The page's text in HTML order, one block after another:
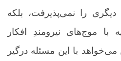
را نمی‌پذیرفت، بلکه
موج‌های نیرومندِ افکار
با این مسئله درگیر